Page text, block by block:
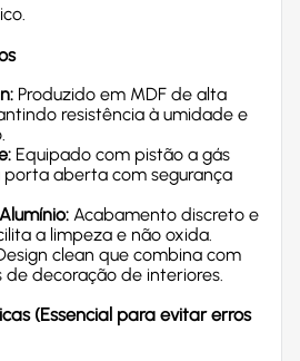
Produzido em MDF de alta
resistência à umidade e
Equipado com pistão a gás
aberta com segurança
Acabamento discreto e
a limpeza e não oxida.
clean que combina com
de decoração de interiores.
(Essencial para evitar erros